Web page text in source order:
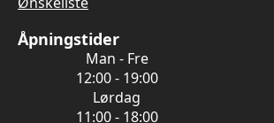
Åpningstider
Man - Fre
12:00 - 19:00
Lørdag
11:00 - 18:00